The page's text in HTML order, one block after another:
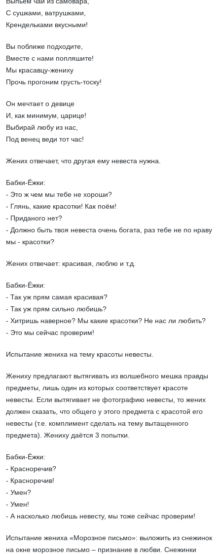
С сушками, ватрушками,
Крендельками вкусными!
Вы поближе подходите,
Вместе с нами попляшите!
Мы красавцу-жениху
Прочь прогоним грусть-тоску!
Он мечтает о девице
И, как минимум, царице!
Выбирай любу из нас,
Под венец веди тот час!
Жених отвечает, что другая ему невеста нужна.
Бабки-Ёжки:
- Это ж чем мы тебе не хороши?
- Глянь, какие красотки! Как поём!
- Приданого нет?
- Должно быть твоя невеста очень богата, раз тебе не по нраву
мы - красотки?
Жених отвечает: красивая, люблю и т.д.
Бабки-Ёжки:
- Так уж прям самая красивая?
- Так уж прям сильно любишь?
- Хитришь наверное? Мы какие красотки? Не нас ли любить?
- Это мы сейчас проверим!
Испытание жениха на тему красоты невесты.
Жениху предлагают вытягивать из волшебного мешка правды
предметы, лишь один из которых соответствует красоте
невесты. Если вытягивает не фотографию невесты, то жених
должен сказать, что общего у этого предмета с красотой его
невесты (т.е. комплимент сделать на тему вытащенного
предмета). Жениху даётся 3 попытки.
Бабки-Ёжки:
- Красноречив?
- Красноречив!
- Умен?
- Умен!
- А насколько любишь невесту, мы тоже сейчас проверим!
Испытание жениха «Морозное письмо»: выложить из снежинок
на окне морозное письмо – признание в любви. Снежинки